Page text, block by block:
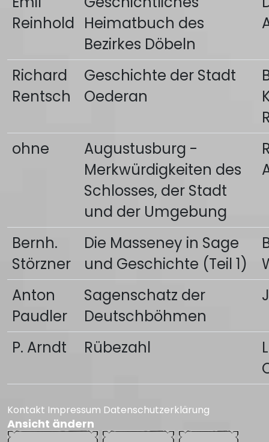
Reinhold Heimatbuch des
Bezirkes Döbeln
Richard
Rentsch
Geschichte der Stadt
Oederan
ohne
Augustusburg -
Merkwürdigkeiten des
Schlosses, der Stadt
und der Umgebung
Bernh.
Störzner
Die Masseney in Sage
und Geschichte (Teil 1)
Anton
Paudler
Sagenschatz der
Deutschböhmen
P. Arndt Rübezahl
Kontakt Impressum Datenschutzerklärung
Ansicht ändern